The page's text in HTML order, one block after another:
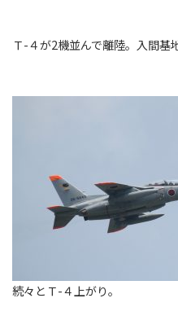
Ｔ-４が2機並んで離陸。入間基
続々とＴ-４上がり。